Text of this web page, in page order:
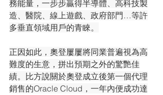
務能量，一步步贏得半導體、高科技製
造、醫院、線上遊戲、政府部門…等許
多垂直領域用戶的青睞。
正因如此，奧登屢屢將同業普遍視為高
難度的生意，拼出預期之外的驚艷佳
績。比方說關於奧登成立後第一個代理
銷售的Oracle Cloud，一年內便成功達